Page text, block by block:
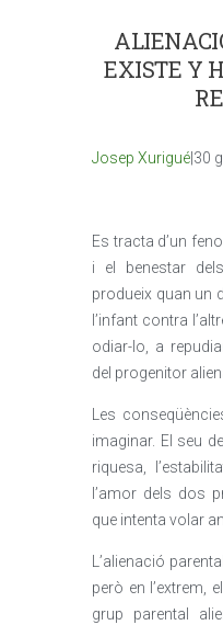
EXISTE Y
Josep Xurigué |30
Es tracta d’un
i el benestar
produeix quan un
l’infant contra
odiar-lo, a
del progenitor
Les
imaginar. El seu
riquesa,
l’amor dels dos
que intenta volar
L’alienació
però en l’extrem,
grup parental